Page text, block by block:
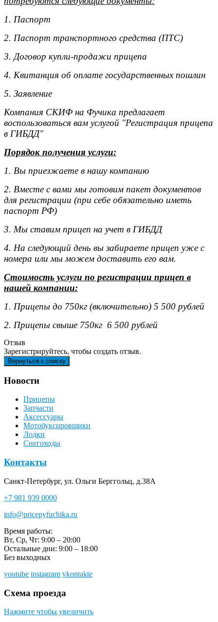
1. Паспорт
2. Паспорт транспортного средства (ПТС)
3. Договор купли-продажи прицепа
4. Квитанция об оплате государственных пошлин
5. Заявление
Компания СКИФ на Фучика предлагает
воспользоваться вам услугой "Регистрация прицепа
в ГИБДД"
Порядок получения услуги:
1. Вы приезжаете в нашу компанию
2. Вместе с вами мы готовим пакет документов
для регистрации (при себе обязательно иметь
паспорт РФ)
3. Мы ставим прицеп на учет в ГИБДД
4. На следующий день вы забираете прицеп уже с
номера или мы можем доставить его вам.
Стоимость услуги по регистрации прицеп в
нашей компании:
1. Прицепы до 750кг (включительно) 5 500 рублей
2. Прицепы свыше 750кг 6 500 рублей
Отзыв
Зарегистрируйтесь, чтобы создать отзыв.
Новости
Прицепы
Запчасти
Аксессуары
Мотобуксировщики
Лодки
Снегоходы
Контакты
Санкт-Петербург, ул. Ольги Берггольц, д.38А
+7 981 939 0000
info@pricepyfuchika.ru
Время работы:
Вт, Ср, Чт: 9:00 – 20:00
Остальные дни: 9:00 – 18:00
Без выходных
youtube instagram vkontakte
Схема проезда
Нажмите чтобы увеличить